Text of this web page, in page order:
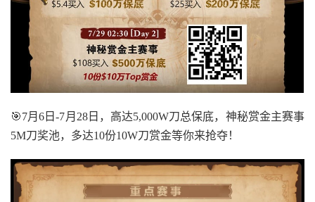
🎯7月6日-7月28日，高达5,000W刀总保底，神秘赏金主赛事
5M刀奖池，多达10份10W刀赏金等你来抢夺！